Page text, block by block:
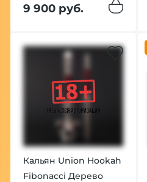
9 900 руб.
Кальян Union Hookah
Fibonacci Дерево